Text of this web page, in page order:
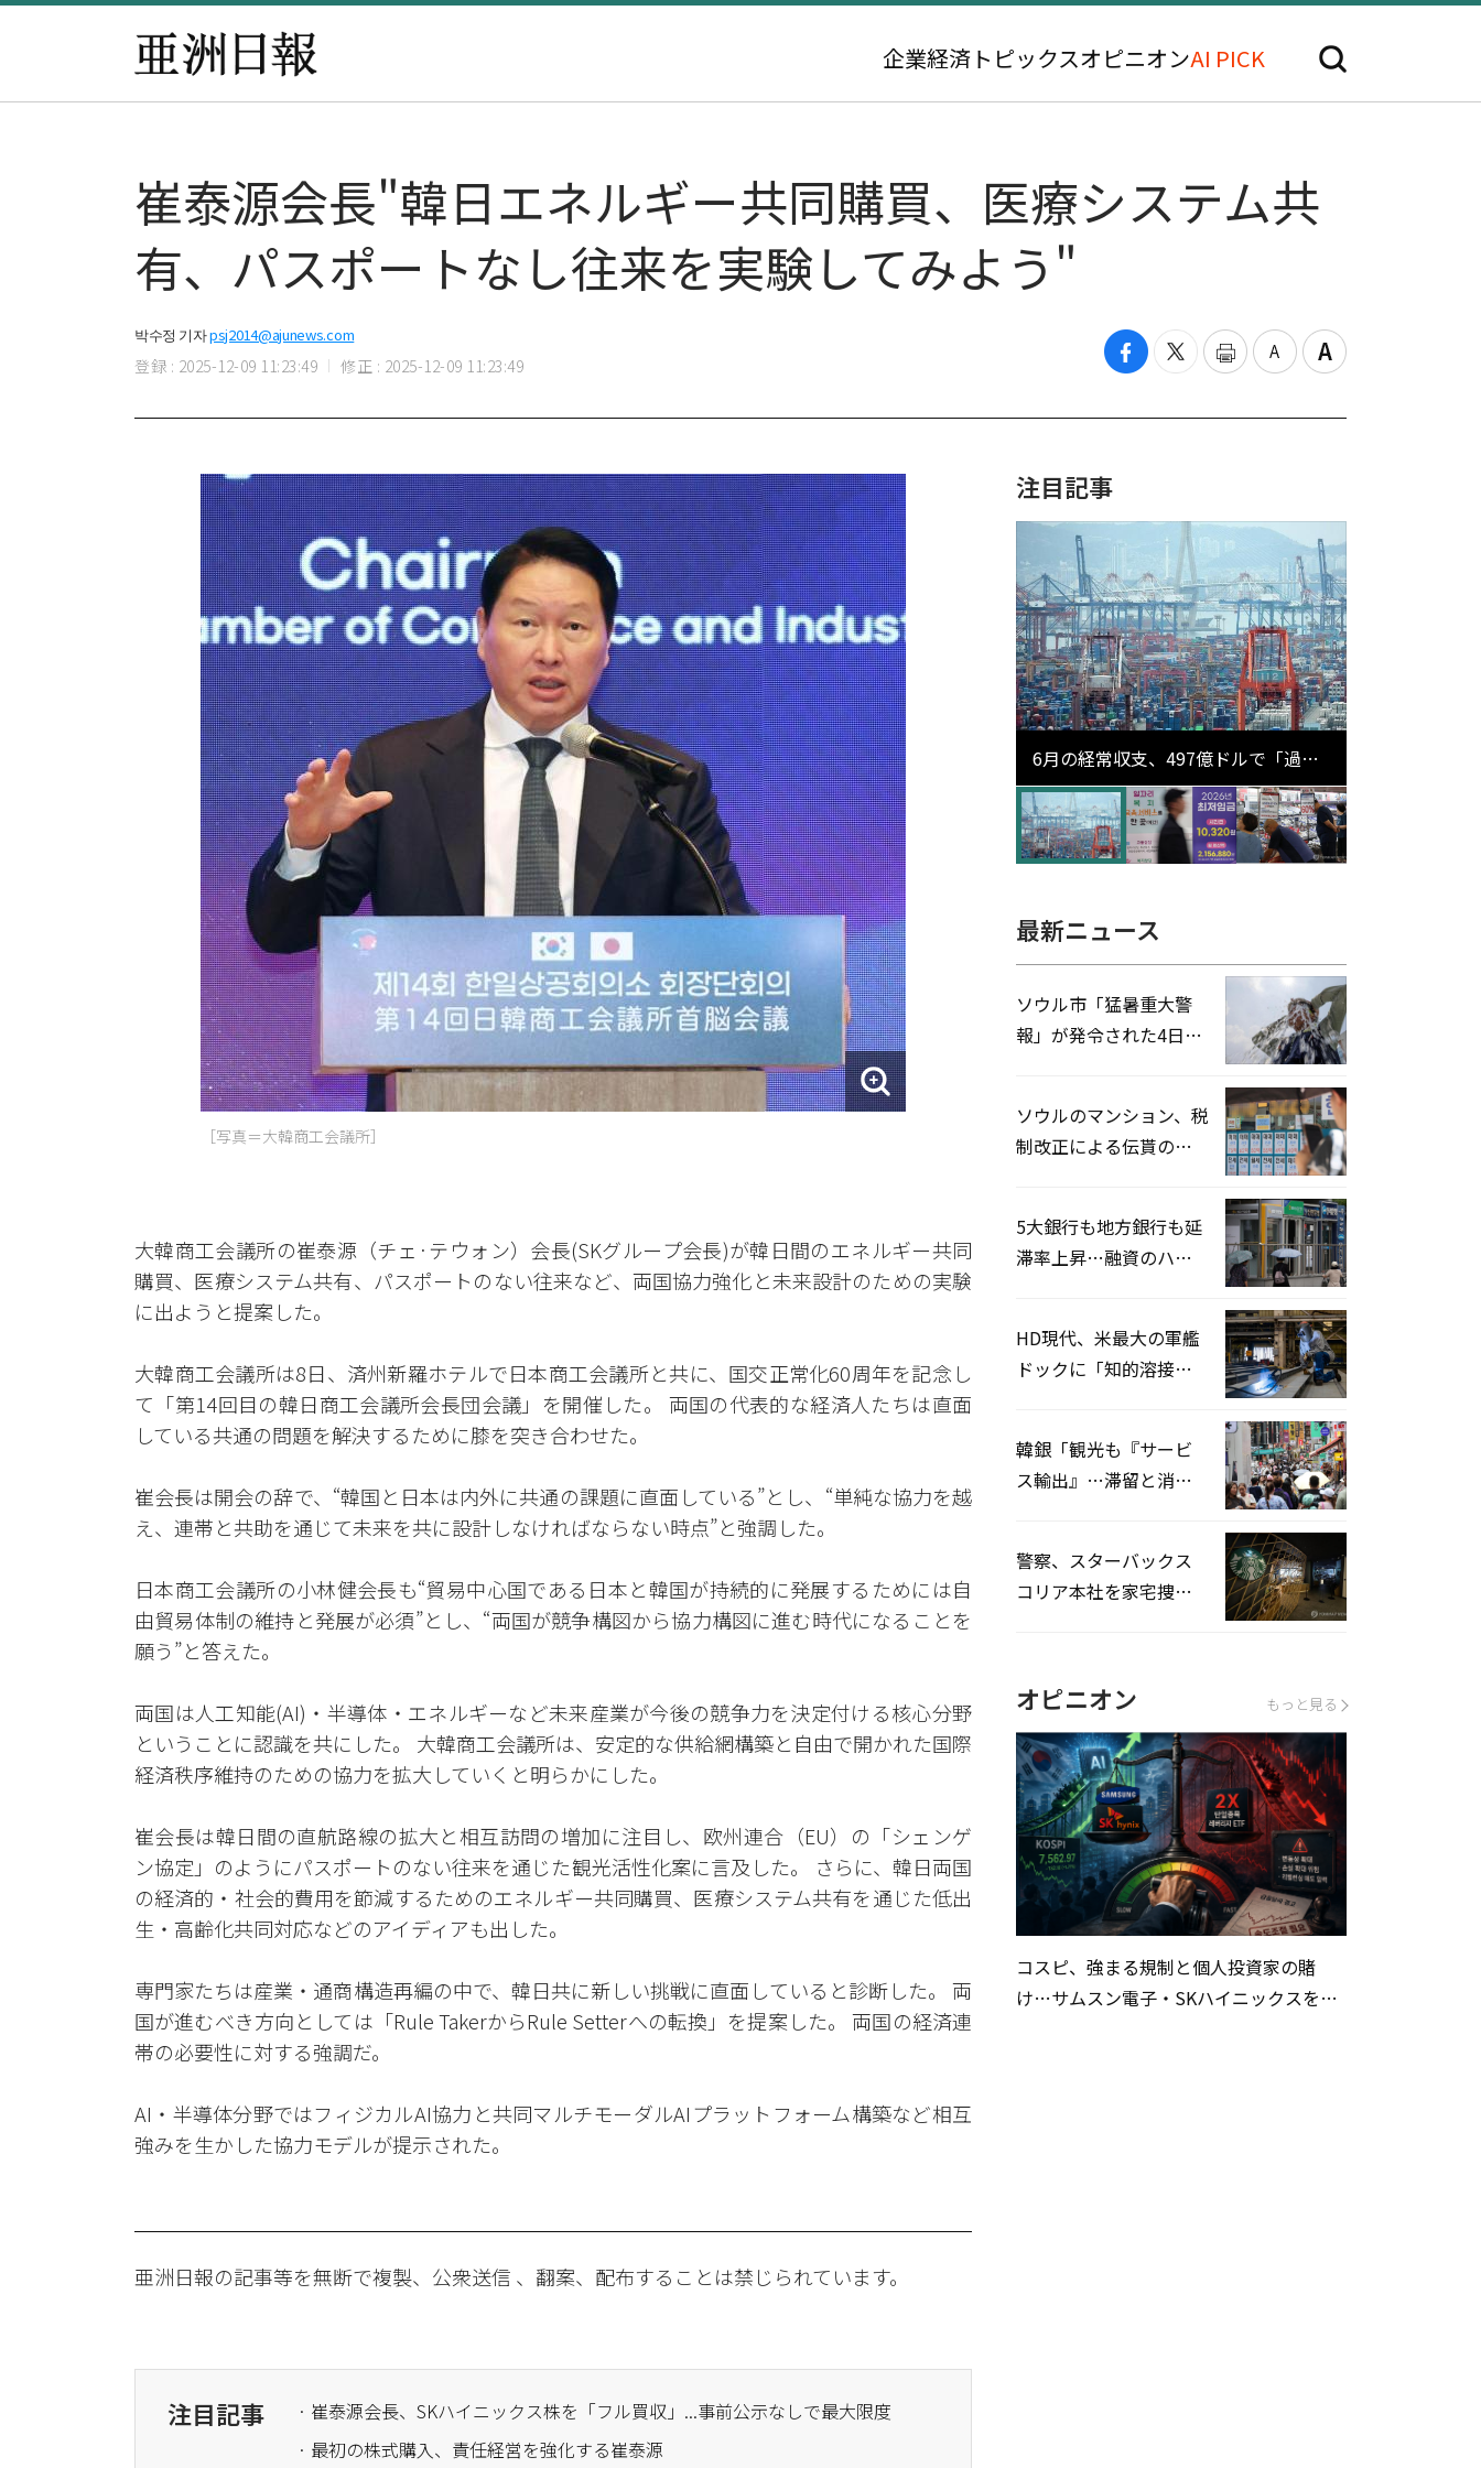
企業経済 トピックスオピニオンAI PICK
崔泰源会長"韓日エネルギー共同購買、医療システム共
有、パスポートなし往来を実験してみよう"
박수정 기자psj2014@ajunews.com
登録 : 2025-12-09 11:23:49 修正 : 2025-12-09 11:23:49
［写真＝大韓商工会議所］
大韓商工会議所の崔泰源（チェ·テウォン）会長(SKグループ会長)が韓日間のエネルギー共同
購買、医療システム共有、パスポートのない往来など、両国協力強化と未来設計のための実験
に出ようと提案した。
大韓商工会議所は8日、済州新羅ホテルで日本商工会議所と共に、国交正常化60周年を記念し
て「第14回目の韓日商工会議所会長団会議」を開催した。 両国の代表的な経済人たちは直面
している共通の問題を解決するために膝を突き合わせた。
崔会長は開会の辞で、“韓国と日本は内外に共通の課題に直面している”とし、“単純な協力を越
え、連帯と共助を通じて未来を共に設計しなければならない時点”と強調した。
日本商工会議所の小林健会長も“貿易中心国である日本と韓国が持続的に発展するためには自
由貿易体制の維持と発展が必須”とし、“両国が競争構図から協力構図に進む時代になることを
願う”と答えた。
両国は人工知能(AI)・半導体・エネルギーなど未来産業が今後の競争力を決定付ける核心分野
ということに認識を共にした。 大韓商工会議所は、安定的な供給網構築と自由で開かれた国際
経済秩序維持のための協力を拡大していくと明らかにした。
崔会長は韓日間の直航路線の拡大と相互訪問の増加に注目し、欧州連合（EU）の「シェンゲ
ン協定」のようにパスポートのない往来を通じた観光活性化案に言及した。 さらに、韓日両国
の経済的・社会的費用を節減するためのエネルギー共同購買、医療システム共有を通じた低出
生・高齢化共同対応などのアイディアも出した。
専門家たちは産業・通商構造再編の中で、韓日共に新しい挑戦に直面していると診断した。 両
国が進むべき方向としては「Rule TakerからRule Setterへの転換」を提案した。 両国の経済連
帯の必要性に対する強調だ。
AI・半導体分野ではフィジカルAI協力と共同マルチモーダルAIプラットフォーム構築など相互
強みを生かした協力モデルが提示された。
亜洲日報の記事等を無断で複製、公衆送信 、翻案、配布することは禁じられています。
注目記事
· 崔泰源会長、SKハイニックス株を「フル買収」...事前公示なしで最大限度
· 最初の株式購入、責任経営を強化する崔泰源
注目記事
6月の経常収支、497億ドルで「過去
最大」…輸出が初の1000億ドル突破
最新ニュース
ソウル市「猛暑重大警
報」が発令された4日、
ソウルのマンション、税
制改正による伝貰の月
5大銀行も地方銀行も延
滞率上昇…融資のハー
HD現代、米最大の軍艦
ドックに「知的溶接」
韓銀「観光も『サービ
ス輸出』…滞留と消費
警察、スターバックス
コリア本社を家宅捜
オピニオン もっと見る
コスピ、強まる規制と個人投資家の賭
け…サムスン電子・SKハイニックスを巡